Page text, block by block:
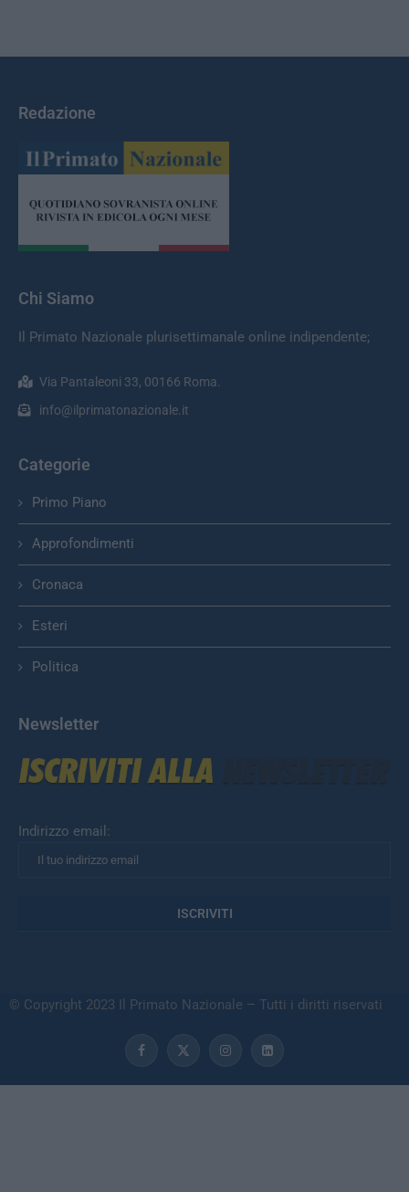
Redazione
Chi Siamo
Il Primato Nazionale plurisettimanale online indipendente;
Via Pantaleoni 33, 00166 Roma.
info@ilprimatonazionale.it
Categorie
Primo Piano
Approfondimenti
Cronaca
Esteri
Politica
Newsletter
Indirizzo email:
© Copyright 2023 Il Primato Nazionale – Tutti i diritti riservati